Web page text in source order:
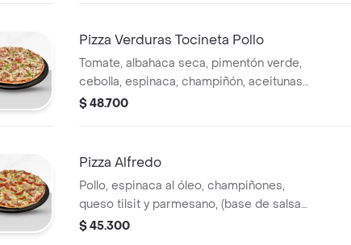
Pizza Verduras Tocineta Pollo
Tomate, albahaca seca, pimentón verde,
cebolla, espinaca, champiñón, aceitunas
verdes, negras, ajo, tocineta y pollo
$ 48.700
Pizza Alfredo
Pollo, espinaca al óleo, champiñones,
queso tilsit y parmesano, (base de salsa
alfredo).
$ 45.300